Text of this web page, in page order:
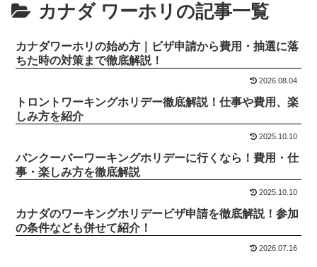
カナダ ワーホリの記事一覧
カナダワーホリの始め方｜ビザ申請から費用・抽選に落
ちた時の対策まで徹底解説！
2026.08.04
トロントワーキングホリデー徹底解説！仕事や費用、楽
しみ方を紹介
2025.10.10
バンクーバーワーキングホリデーに行くなら！費用・仕
事・楽しみ方を徹底解説
2025.10.10
カナダのワーキングホリデービザ申請を徹底解説！参加
の条件なども併せて紹介！
2026.07.16